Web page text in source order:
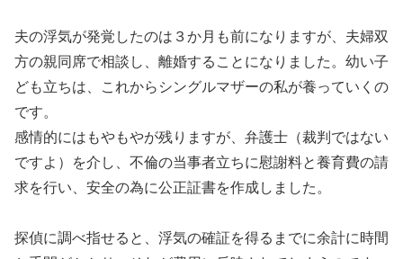
夫の浮気が発覚したのは３か月も前になりますが、夫婦双
方の親同席で相談し、離婚することになりました。幼い子
ども立ちは、これからシングルマザーの私が養っていくの
です。
感情的にはもやもやが残りますが、弁護士（裁判ではない
ですよ）を介し、不倫の当事者立ちに慰謝料と養育費の請
求を行い、安全の為に公正証書を作成しました。
探偵に調べ指せると、浮気の確証を得るまでに余計に時間